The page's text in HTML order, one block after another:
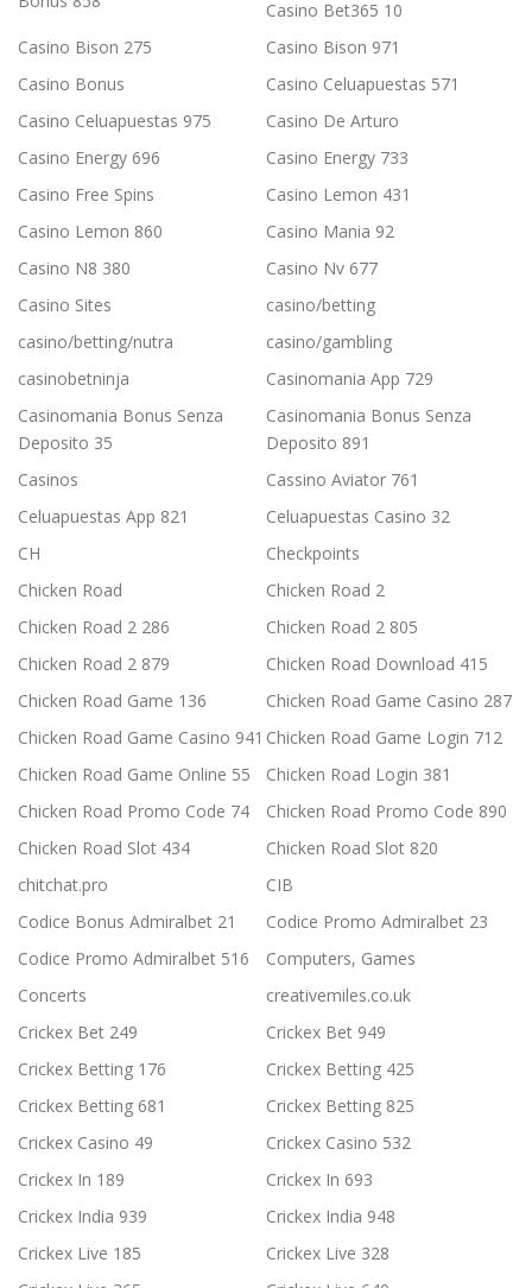
Casino Bet365 10
Casino Bison 275
Casino Bison 971
Casino Bonus
Casino Celuapuestas 571
Casino Celuapuestas 975
Casino De Arturo
Casino Energy 696
Casino Energy 733
Casino Free Spins
Casino Lemon 431
Casino Lemon 860
Casino Mania 92
Casino N8 380
Casino Nv 677
Casino Sites
casino/betting
casino/betting/nutra
casino/gambling
casinobetninja
Casinomania App 729
Casinomania Bonus Senza
Deposito 35
Casinomania Bonus Senza
Deposito 891
Casinos
Cassino Aviator 761
Celuapuestas App 821
Celuapuestas Casino 32
CH
Checkpoints
Chicken Road
Chicken Road 2
Chicken Road 2 286
Chicken Road 2 805
Chicken Road 2 879
Chicken Road Download 415
Chicken Road Game 136
Chicken Road Game Casino 287
Chicken Road Game Casino 941 Chicken Road Game Login 712
Chicken Road Game Online 55
Chicken Road Login 381
Chicken Road Promo Code 74
Chicken Road Promo Code 890
Chicken Road Slot 434
Chicken Road Slot 820
chitchat.pro
CIB
Codice Bonus Admiralbet 21
Codice Promo Admiralbet 23
Codice Promo Admiralbet 516
Computers, Games
Concerts
creativemiles.co.uk
Crickex Bet 249
Crickex Bet 949
Crickex Betting 176
Crickex Betting 425
Crickex Betting 681
Crickex Betting 825
Crickex Casino 49
Crickex Casino 532
Crickex In 189
Crickex In 693
Crickex India 939
Crickex India 948
Crickex Live 185
Crickex Live 328